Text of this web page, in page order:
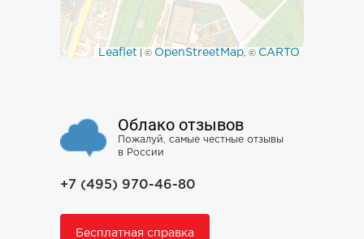
Leaflet | © OpenStreetMap , © CARTO
Облако отзывов
Пожалуй, самые честные отзывы
в России
+7 (495) 970-46-80
Бесплатная справка